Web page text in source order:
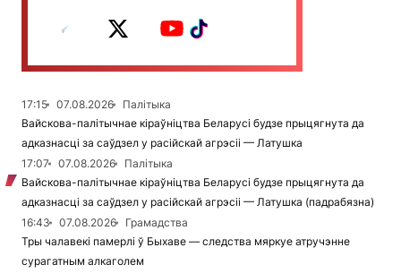
17:15 07.08.2026
Палітыка
Вайскова-палітычнае кіраўніцтва Беларусі будзе прыцягнута да
адказнасці за саўдзел у расійскай агрэсіі — Латушка
17:07
07.08.2026
Палітыка
Вайскова-палітычнае кіраўніцтва Беларусі будзе прыцягнута да
адказнасці за саўдзел у расійскай агрэсіі — Латушка (падрабязна)
16:43
07.08.2026
Грамадства
Тры чалавекі памерлі ў Быхаве — следства мяркуе атручэнне
сурагатным алкаголем